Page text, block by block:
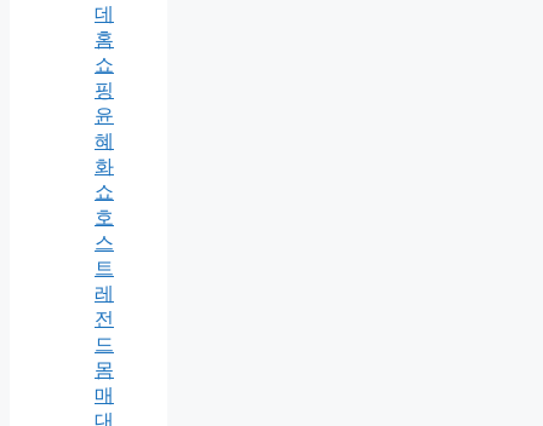
데
홈
쇼
핑
윤
혜
화
쇼
호
스
트
레
전
드
몸
매
대